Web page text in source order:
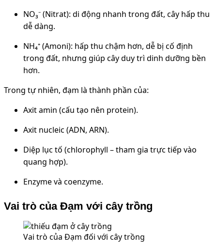
NO₃⁻ (Nitrat): di động nhanh trong đất, cây hấp thu
dễ dàng.
NH₄⁺ (Amoni): hấp thu chậm hơn, dễ bị cố định
trong đất, nhưng giúp cây duy trì dinh dưỡng bền
hơn.
Trong tự nhiên, đạm là thành phần của:
Axit amin (cấu tạo nên protein).
Axit nucleic (ADN, ARN).
Diệp lục tố (chlorophyll – tham gia trực tiếp vào
quang hợp).
Enzyme và coenzyme.
Vai trò của Đạm với cây trồng
Vai trò của Đạm đối với cây trồng